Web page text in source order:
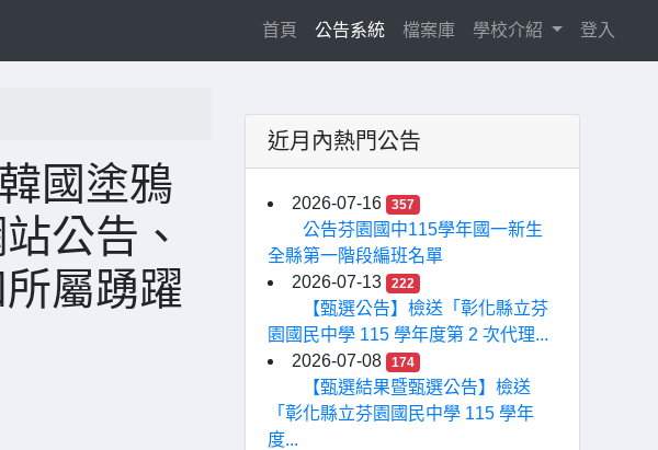
首頁 (current)
公告系統 檔案庫 學校介紹 登入
國塗鴉
公告、
屬踴躍
近月內熱門公告
2026-07-16 357
公告芬園國中115學年國一新生
全縣第一階段編班名單
2026-07-13
222
【甄選公告】檢送「彰化縣立芬
園國民中學 115 學年度第 2 次代理...
2026-07-08
174
【甄選結果暨甄選公告】檢送
「彰化縣立芬園國民中學 115 學年
度...